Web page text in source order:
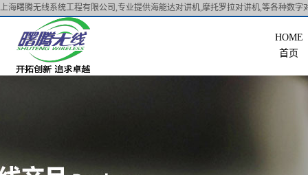
上海曙腾无线系统工程有限公司,专业提供海能达对讲机,摩托罗拉对讲机,等各种数字
首页